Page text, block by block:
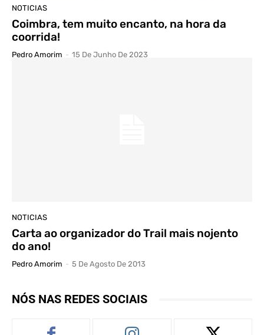
NOTICIAS
Coimbra, tem muito encanto, na hora da
coorrida!
Pedro Amorim - 15 De Junho De 2023
NOTICIAS
Carta ao organizador do Trail mais nojento
do ano!
Pedro Amorim - 5 De Agosto De 2013
NÓS NAS REDES SOCIAIS